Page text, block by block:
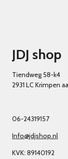
JDJ shop
Tiendweg 58-k4
2931 LC Krimpen
06-24319157
Info@jdjshop.nl
KVK: 89140192